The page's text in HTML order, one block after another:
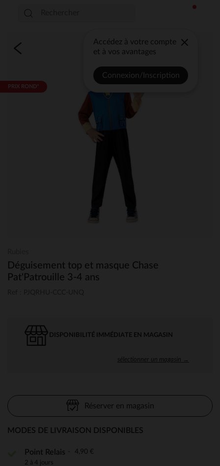
Accédez à votre compte
et à vos avantages
Connexion/Inscription
PRIX ROND*
Déguisement top et masque Chase
Pat'Patrouille 3-4 ans
DISPONIBILITÉ IMMÉDIATE EN MAGASIN
sélectionner un magasin →
Réserver en magasin
MODES DE LIVRAISON DISPONIBLES
Point Relais 4,90 €
2 à 4 jours